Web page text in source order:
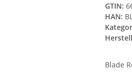
GTIN:
HAN:
Blade